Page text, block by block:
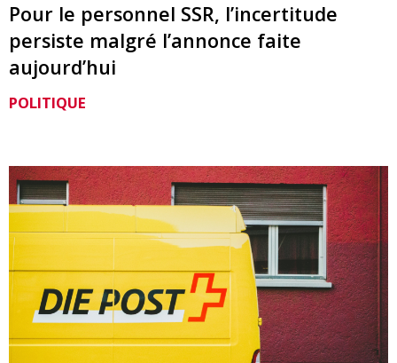
Pour le personnel SSR, l’incertitude
persiste malgré l’annonce faite
aujourd’hui
POLITIQUE